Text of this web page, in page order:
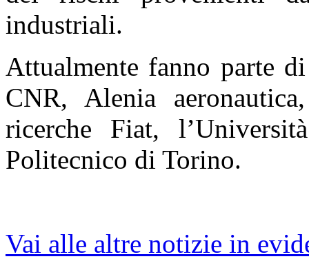
industriali.
Attualmente fanno parte
CNR, Alenia
ricerche Fiat,
Politecnico di Torino.
Vai alle altre notizie in